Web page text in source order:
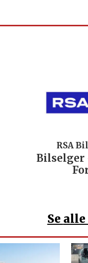
RSA
Bilselger
Se alle